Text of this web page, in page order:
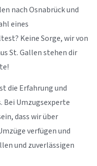
nach Osnabrück und
eines
Keine Sorge, wir von
St. Gallen stehen dir
die Erfahrung und
Bei Umzugsexperte
dass wir über
verfügen und
und zuverlässigen